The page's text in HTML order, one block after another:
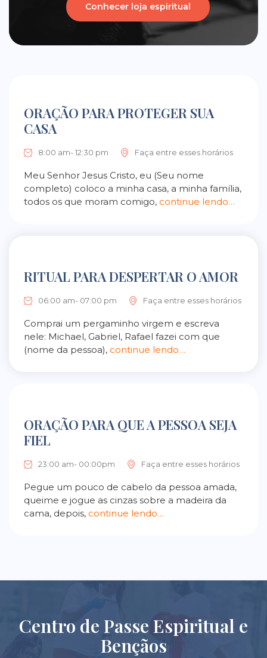
Conhecer loja espiritual
ORAÇÃO PARA PROTEGER SUA
CASA
8:00 am- 12:30 pm Faça entre esses horários
Meu Senhor Jesus Cristo, eu (Seu nome
completo) coloco a minha casa, a minha família,
todos os que moram comigo, continue lendo…
RITUAL PARA DESPERTAR O AMOR
06:00 am- 07:00 pm Faça entre esses horários
Comprai um pergaminho virgem e escreva
nele: Michael, Gabriel, Rafael fazei com que
(nome da pessoa), continue lendo…
ORAÇÃO PARA QUE A PESSOA SEJA
FIEL
23:00 am- 00:00pm Faça entre esses horários
Pegue um pouco de cabelo da pessoa amada,
queime e jogue as cinzas sobre a madeira da
cama, depois, continue lendo…
Centro de Passe Espiritual e
Bençãos